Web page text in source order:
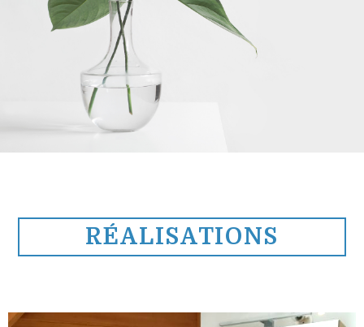
RÉALISATIONS